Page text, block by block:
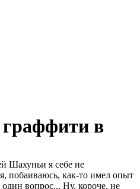
в
Шахуньи я себе не
побаиваюсь, как-то имел опыт
вопрос... Ну, короче, не